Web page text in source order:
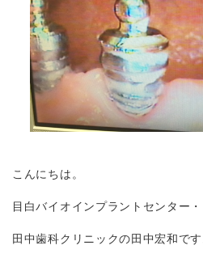
こんにちは。
目白バイオインプラントセンター・
田中歯科クリニックの田中宏和です